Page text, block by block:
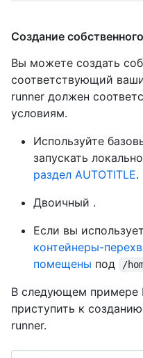
Создание
Вы можете создать
соответствующий
runner должен
условиям.
Используйте
запускать
раздел AUTOTITLE.
Двоичный .
Если вы
контейнеры-
помещены под /
В следующем примере
приступить к
runner.